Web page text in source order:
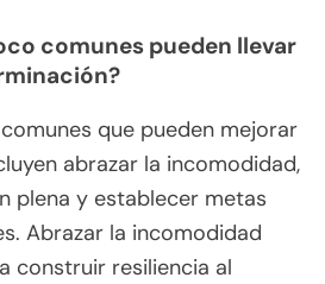
emocional manejan el
mantienen el enfoque
fuertes habilidades
son cruciales para el trabajo
indica que los atletas
a menudo
fortaleza mental, lo que